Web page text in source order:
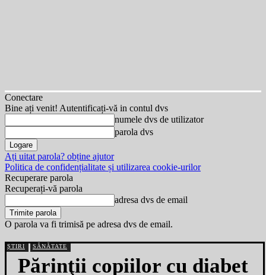
Conectare
Bine ați venit! Autentificați-vă in contul dvs
numele dvs de utilizator
parola dvs
Ați uitat parola? obține ajutor
Politica de confidențialitate și utilizarea cookie-urilor
Recuperare parola
Recuperați-vă parola
adresa dvs de email
O parola va fi trimisă pe adresa dvs de email.
ȘTIRI SĂNĂTATE
Părinţii copiilor cu diabet